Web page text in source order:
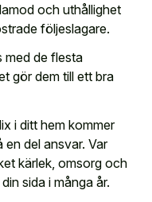
och uthållighet
följeslagare.
med de flesta
gör dem till ett bra
i ditt hem kommer
del ansvar. Var
kärlek, omsorg och
sida i många år.